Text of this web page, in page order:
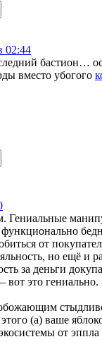
02:44
бастион…
вместо убогого
функционально
от
но ещё и
за деньги
это гениально.
(а) ваше
от эппла